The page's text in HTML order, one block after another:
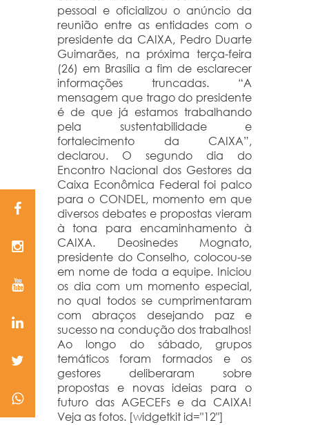
pessoal e oficializou o anúncio da
reunião entre as entidades com o
presidente da CAIXA, Pedro Duarte
Guimarães, na próxima terça-feira
(26) em Brasília a fim de esclarecer
informações truncadas. “A
mensagem que trago do presidente
é de que já estamos trabalhando
pela sustentabilidade e
fortalecimento da CAIXA”,
declarou. O segundo dia do
Encontro Nacional dos Gestores da
Caixa Econômica Federal foi palco
para o CONDEL, momento em que
diversos debates e propostas vieram
à tona para encaminhamento à
CAIXA. Deosinedes Mognato,
presidente do Conselho, colocou-se
em nome de toda a equipe. Iniciou
os dia com um momento especial,
no qual todos se cumprimentaram
com abraços desejando paz e
sucesso na condução dos trabalhos!
Ao longo do sábado, grupos
temáticos foram formados e os
gestores deliberaram sobre
propostas e novas ideias para o
futuro das AGECEFs e da CAIXA!
Veja as fotos. [widgetkit id="12"]